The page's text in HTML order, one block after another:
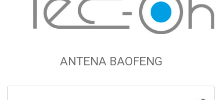
ANTENA BAOFENG